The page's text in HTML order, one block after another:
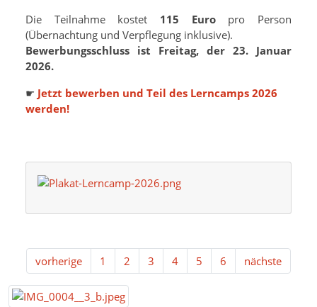
Die Teilnahme kostet 115 Europro Person
(Übernachtung und Verpflegung inklusive).
Bewerbungsschluss ist Freitag, der 23. Januar
2026.
☛ Jetzt bewerben und Teil des Lerncamps 2026
werden!
vorherige 1 2 3 4 5 6 nächste